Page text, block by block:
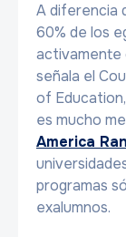
A diferencia
60% de los
activamente
señala el
of
es mucho
America
programas
exalumnos.